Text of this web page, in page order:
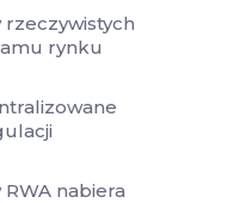
rzeczywistych
rynku
nabiera